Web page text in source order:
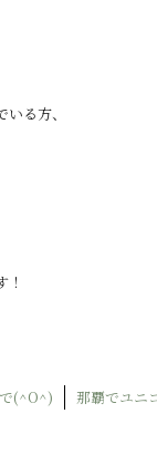
る方、
(^O^) 那覇でユ